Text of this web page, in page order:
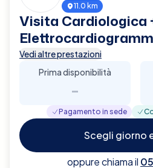
11.0 km
Visita Cardiologica
Vedi altre prestazioni
Prima disponibilità
-
Pagamento in sede
Scegli giorno
oppure chiama il